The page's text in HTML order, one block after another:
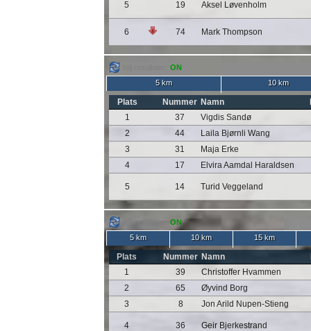
5 19 Aksel Løvenholm
6 74 Mark Thompson
ON
5 km
10 km
Plats Nummer Namn
1
37
Vigdis Sandø
2
44
Laila Bjørnli Wang
3
31
Maja Erke
4
17 Elvira Aamdal Haraldsen
5 14 Turid Veggeland
följ resultater: ON
5 km
10 km 15 km
Plats Nummer Namn
1
39
Christoffer Hvammen
2
65
Øyvind Borg
3
8 Jon Arild Nupen-Stieng
4 36 Geir Bjerkestrand